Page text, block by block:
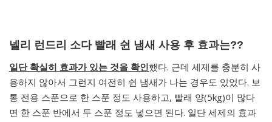
넬리 런드리 소다 빨래 쉰 냄새 사용 후 효과는??
일단 확실히 효과가 있는 것을 확인했다. 근데 세제를 충분히 사
용하지 않아서 그런지 여전히 쉰 냄새가 나는 경우도 있었다. 보
통 전용 스푼으로 한 스푼 정도 사용하고, 빨래 양(5kg)이 많다
면 한 스푼 반에서 두 스푼 정도 넣으면 된다. 일단 세제의 효과